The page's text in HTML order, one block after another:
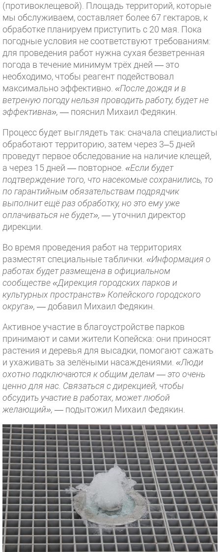
(противоклещевой). Площадь территорий, которые
мы обслуживаем, составляет более 67 гектаров, к
обработке планируем приступить с 20 мая. Пока
погодные условия не соответствуют требованиям:
для проведения работ нужна сухая безветренная
погода в течение минимум трёх дней — это
необходимо, чтобы реагент подействовал
максимально эффективно. «После дождя и в
ветреную погоду нельзя проводить работу, будет не
эффективна», — пояснил Михаил Федякин.
Процесс будет выглядеть так: сначала специалисты
обработают территорию, затем через 3–5 дней
проведут первое обследование на наличие клещей,
а через 15 дней — повторное. «Если будет
подтверждение того, что насекомые сохранились, то
по гарантийным обязательствам подрядчик
выполнит ещё раз обработку, но это ему уже
оплачиваться не будет», — уточнил директор
дирекции.
Во время проведения работ на территориях
разместят специальные таблички. «Информация о
работах будет размещена в официальном
сообществе «Дирекция городских парков и
культурных пространств» Копейского городского
округа», — добавил Михаил Федякин.
Активное участие в благоустройстве парков
принимают и сами жители Копейска: они приносят
растения и деревья для высадки, помогают сажать
и ухаживать за зелёными насаждениями. «Люди
охотно подключаются к общим делам — это очень
ценно для нас. Связаться с дирекцией, чтобы
обсудить участие в работах, может любой
желающий», — подытожил Михаил Федякин.